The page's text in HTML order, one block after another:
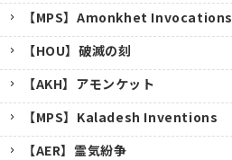
【MPS】Amonkhet Invocations
【HOU】破滅の刻
【AKH】アモンケット
【MPS】Kaladesh Inventions
【AER】霊気紛争